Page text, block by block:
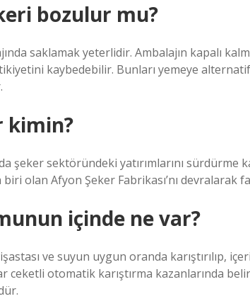
bozulur mu?
​​saklamak yeterlidir. Ambalajın kapalı
kaybedebilir. Bunları yemeye
kimin?
şeker sektöründeki yatırımlarını
olan Afyon Şeker Fabrikası’nı devralarak
içinde ne var?
ve suyun uygun oranda karıştırılıp,
ceketli otomatik karıştırma kazanlarında